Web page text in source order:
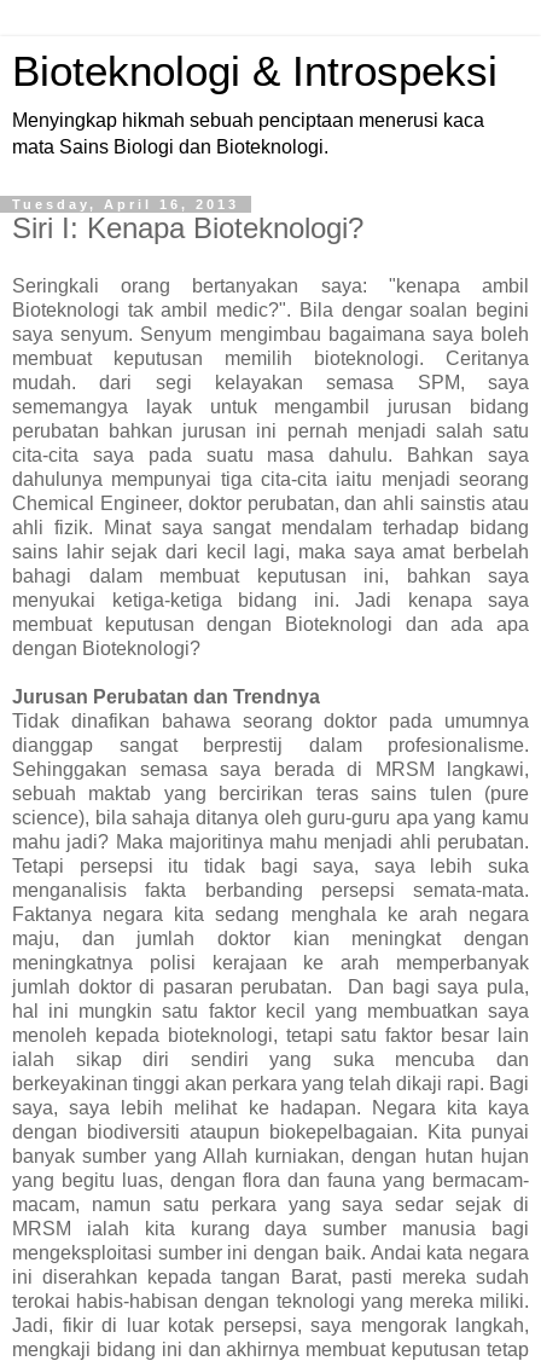
Bioteknologi & Introspeksi
Menyingkap hikmah sebuah penciptaan menerusi kaca
mata Sains Biologi dan Bioteknologi.
Tuesday, April 16, 2013
Siri I: Kenapa Bioteknologi?
Seringkali orang bertanyakan saya: "kenapa ambil
Bioteknologi tak ambil medic?". Bila dengar soalan begini
saya senyum. Senyum mengimbau bagaimana saya boleh
membuat keputusan memilih bioteknologi. Ceritanya
mudah. dari segi kelayakan semasa SPM, saya
sememangya layak untuk mengambil jurusan bidang
perubatan bahkan jurusan ini pernah menjadi salah satu
cita-cita saya pada suatu masa dahulu. Bahkan saya
dahulunya mempunyai tiga cita-cita iaitu menjadi seorang
Chemical Engineer, doktor perubatan, dan ahli sainstis atau
ahli fizik. Minat saya sangat mendalam terhadap bidang
sains lahir sejak dari kecil lagi, maka saya amat berbelah
bahagi dalam membuat keputusan ini, bahkan saya
menyukai ketiga-ketiga bidang ini. Jadi kenapa saya
membuat keputusan dengan Bioteknologi dan ada apa
dengan Bioteknologi?
Jurusan Perubatan dan Trendnya
Tidak dinafikan bahawa seorang doktor pada umumnya
dianggap sangat berprestij dalam profesionalisme.
Sehinggakan semasa saya berada di MRSM langkawi,
sebuah maktab yang bercirikan teras sains tulen (pure
science), bila sahaja ditanya oleh guru-guru apa yang kamu
mahu jadi? Maka majoritinya mahu menjadi ahli perubatan.
Tetapi persepsi itu tidak bagi saya, saya lebih suka
menganalisis fakta berbanding persepsi semata-mata.
Faktanya negara kita sedang menghala ke arah negara
maju, dan jumlah doktor kian meningkat dengan
meningkatnya polisi kerajaan ke arah memperbanyak
jumlah doktor di pasaran perubatan. Dan bagi saya pula,
hal ini mungkin satu faktor kecil yang membuatkan saya
menoleh kepada bioteknologi, tetapi satu faktor besar lain
ialah sikap diri sendiri yang suka mencuba dan
berkeyakinan tinggi akan perkara yang telah dikaji rapi. Bagi
saya, saya lebih melihat ke hadapan. Negara kita kaya
dengan biodiversiti ataupun biokepelbagaian. Kita punyai
banyak sumber yang Allah kurniakan, dengan hutan hujan
yang begitu luas, dengan flora dan fauna yang bermacam-
macam, namun satu perkara yang saya sedar sejak di
MRSM ialah kita kurang daya sumber manusia bagi
mengeksploitasi sumber ini dengan baik. Andai kata negara
ini diserahkan kepada tangan Barat, pasti mereka sudah
terokai habis-habisan dengan teknologi yang mereka miliki.
Jadi, fikir di luar kotak persepsi, saya mengorak langkah,
mengkaji bidang ini dan akhirnya membuat keputusan tetap